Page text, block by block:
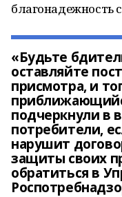
благонадежность
«Будьте
оставляйте
присмотра, и
подчеркнули в
потребители,
нарушит
защиты своих
обратиться в